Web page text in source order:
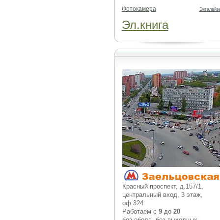
Фотокамера
Эл.книга
Красный проспект, д.157/1,
центральный вход, 3 этаж,
оф.324
Работаем с 9до 20